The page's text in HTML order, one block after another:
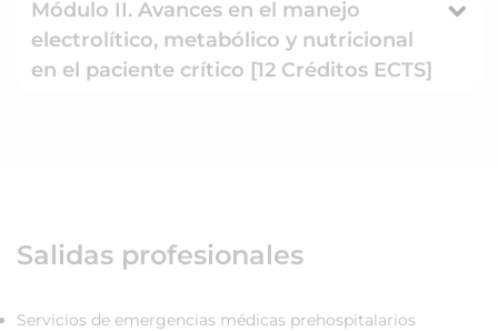
Módulo II. Avances en el manejo
electrolítico, metabólico y nutricional
en el paciente crítico [12 Créditos ECTS]
Salidas profesionales
Servicios de emergencias médicas prehospitalarios